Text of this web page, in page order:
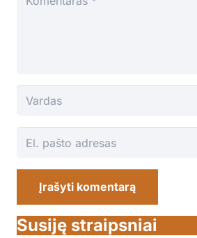
Įrašyti komentarą
Susiję straipsniai